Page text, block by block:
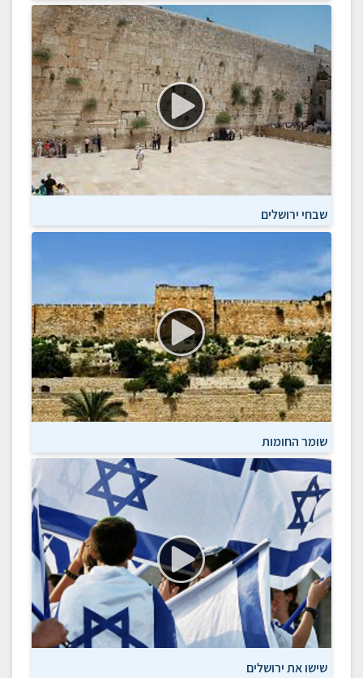
שבחי ירושלים
שומר החומות
שישו את ירושלים